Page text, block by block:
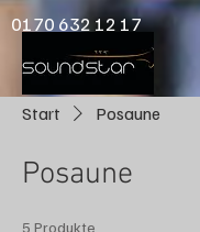
0170 632 12 17
Start Posaune
Posaune
5 Produkte